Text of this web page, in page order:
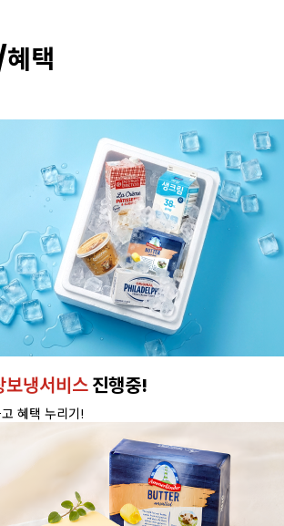
택
보냉서비스진행중!
혜택 누리기!